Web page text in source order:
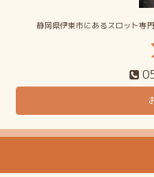
静岡県伊東市にあるスロット専